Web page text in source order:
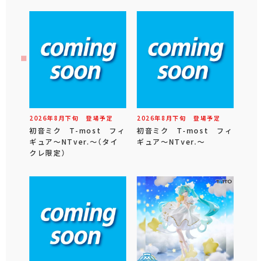
2026年8 月下旬 登場予定
初音ミク T-most フィ
ギュア～NTver.～（タイ
クレ限定）
2026年8 月下旬 登場予定
初音ミク T-most フィ
ギュア～NTver.～